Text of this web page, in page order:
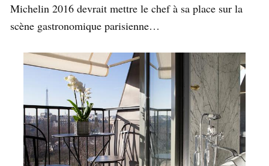
Michelin 2016 devrait mettre le chef à sa place sur la
scène gastronomique parisienne…